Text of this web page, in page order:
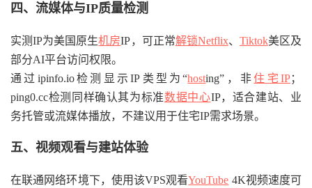
四、流媒体与IP质量检测
实测IP为美国原生机房IP，可正常解锁Netflix、 Tiktok美区及
部分AI平台访问权限。
通过ipinfo.io检测显示IP类型为“hosting”，非住宅IP；
ping0.cc检测同样确认其为标准数据中心IP，适合建站、业
务托管或流媒体播放，不建议用于住宅IP需求场景。
五、视频观看与建站体验
在联通网络环境下，使用该VPS观看YouTube 4K视频速度可